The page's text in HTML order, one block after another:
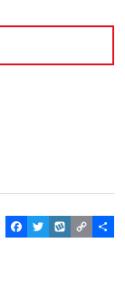
F
a
T
w
W
y
C
o
P
o